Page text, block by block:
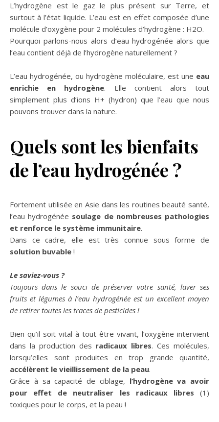
L’hydrogène est le gaz le plus présent sur Terre, et
surtout à l’état liquide. L’eau est en effet composée d’une
molécule d’oxygène pour 2 molécules d’hydrogène : H2O.
Pourquoi parlons-nous alors d’eau hydrogénée alors que
l’eau contient déjà de l’hydrogène naturellement ?
L’eau hydrogénée, ou hydrogène moléculaire, est une eau
enrichie en hydrogène. Elle contient alors tout
simplement plus d’ions H+ (hydron) que l’eau que nous
pouvons trouver dans la nature.
Quels sont les bienfaits
de l’eau hydrogénée ?
Fortement utilisée en Asie dans les routines beauté santé,
l’eau hydrogénée soulage de nombreuses pathologies
et renforce le système immunitaire.
Dans ce cadre, elle est très connue sous forme de
solution buvable !
Le saviez-vous ?
Toujours dans le souci de préserver votre santé, laver ses
fruits et légumes à l’eau hydrogénée est un excellent moyen
de retirer toutes les traces de pesticides !
Bien qu’il soit vital à tout être vivant, l’oxygène intervient
dans la production des radicaux libres. Ces molécules,
lorsqu’elles sont produites en trop grande quantité,
accélèrent le vieillissement de la peau.
Grâce à sa capacité de ciblage, l’hydrogène va avoir
pour effet de neutraliser les radicaux libres (1)
toxiques pour le corps, et la peau !